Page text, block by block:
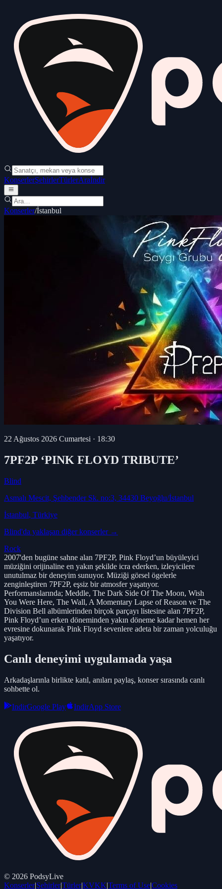
KonserlerŞehirlerTürlerAraİndir
Konserler/İstanbul
22 Ağustos 2026 Cumartesi · 18:30
7PF2P ‘PINK FLOYD TRIBUTE’
Blind
Asmalı Mescit, Şehbender Sk. no:3, 34430 Beyoğlu/İstanbul
İstanbul, Türkiye
Blind'da yaklaşan diğer konserler →
Rock
2007'den bugüne sahne alan 7PF2P, Pink Floyd’un büyüleyici
müziğini orijinaline en yakın şekilde icra ederken, izleyicilere
unutulmaz bir deneyim sunuyor. Müziği görsel ögelerle
zenginleştiren 7PF2P, eşsiz bir atmosfer yaşatıyor.
Performanslarında; Meddle, The Dark Side Of The Moon, Wish
You Were Here, The Wall, A Momentary Lapse of Reason ve The
Division Bell albümlerinden birçok parçayı listesine alan 7PF2P,
Pink Floyd’un erken döneminden yakın döneme kadar hemen her
evresine dokunarak Pink Floyd sevenlere adeta bir zaman yolculuğu
yaşatıyor.
Canlı deneyimi uygulamada yaşa
Arkadaşlarınla birlikte katıl, anıları paylaş, konser sırasında canlı
sohbette ol.
IndirGoogle Play IndirApp Store
© 2026 PodsyLive
Konserler|Şehirler|Türler|KVKK|Terms of Use|Cookies